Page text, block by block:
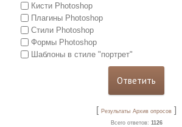
Кисти Photoshop
Плагины Photoshop
Стили Photoshop
Формы Photoshop
Шаблоны в стиле "портрет"
[ Результаты Архив опросов ]
Всего ответов: 1126